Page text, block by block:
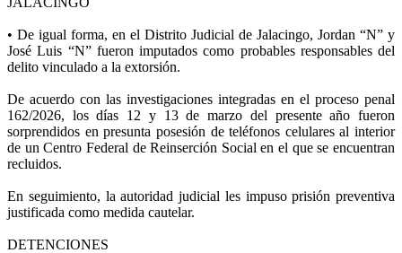
• De igual forma, en el Distrito Judicial de Jalacingo, Jordan “N” y
José Luis “N” fueron imputados como probables responsables del
delito vinculado a la extorsión.
De acuerdo con las investigaciones integradas en el proceso penal
162/2026, los días 12 y 13 de marzo del presente año fueron
sorprendidos en presunta posesión de teléfonos celulares al interior
de un Centro Federal de Reinserción Social en el que se encuentran
recluidos.
En seguimiento, la autoridad judicial les impuso prisión preventiva
justificada como medida cautelar.
DETENCIONES